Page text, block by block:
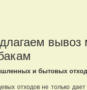
вывоз
и бытовых
отходов не только